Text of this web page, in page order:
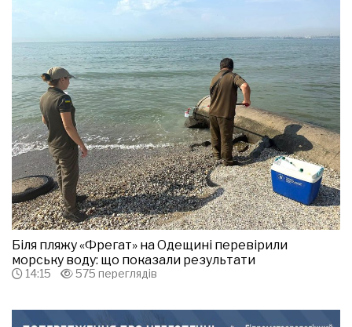
Біля пляжу «Фрегат» на Одещині перевірили
морську воду: що показали результати
14:15 575 переглядів